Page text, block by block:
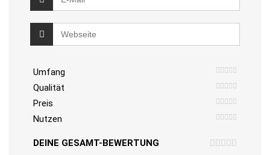
Umfang
Qualität
Preis
Nutzen
DEINE GESAMT-BEWERTUNG